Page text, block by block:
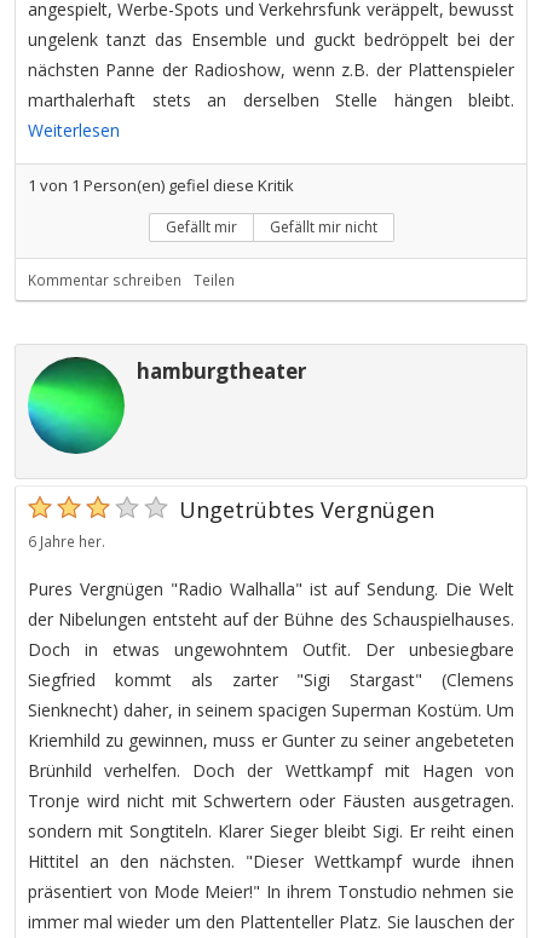
angespielt, Werbe-Spots und Verkehrsfunk veräppelt, bewusst
ungelenk tanzt das Ensemble und guckt bedröppelt bei der
nächsten Panne der Radioshow, wenn z.B. der Plattenspieler
marthalerhaft stets an derselben Stelle hängen bleibt.
Weiterlesen
1 von 1 Person(en) gefiel diese Kritik
Gefällt mir Gefällt mir nicht
Kommentar schreiben Teilen
hamburgtheater
Ungetrübtes Vergnügen
6 Jahre her.
Pures Vergnügen "Radio Walhalla" ist auf Sendung. Die Welt
der Nibelungen entsteht auf der Bühne des Schauspielhauses.
Doch in etwas ungewohntem Outfit. Der unbesiegbare
Siegfried kommt als zarter "Sigi Stargast" (Clemens
Sienknecht) daher, in seinem spacigen Superman Kostüm. Um
Kriemhild zu gewinnen, muss er Gunter zu seiner angebeteten
Brünhild verhelfen. Doch der Wettkampf mit Hagen von
Tronje wird nicht mit Schwertern oder Fäusten ausgetragen.
sondern mit Songtiteln. Klarer Sieger bleibt Sigi. Er reiht einen
Hittitel an den nächsten. "Dieser Wettkampf wurde ihnen
präsentiert von Mode Meier!" In ihrem Tonstudio nehmen sie
immer mal wieder um den Plattenteller Platz. Sie lauschen der